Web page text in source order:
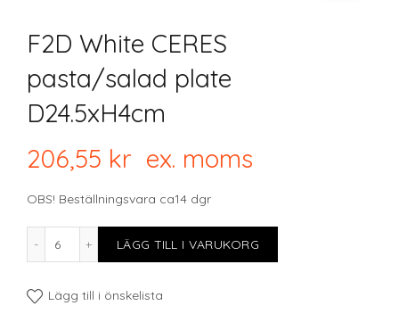
F2D White CERES
pasta/salad plate
D24.5xH4cm
206,55 kr ex. moms
OBS! Beställningsvara ca14 dgr
F2D White CERES pasta/salad plate D24.5xH4cm mängd
LÄGG TILL I VARUKORG
Lägg till i önskelista